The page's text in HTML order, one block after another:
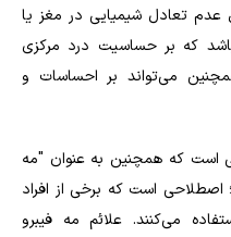
تعادل شیمیایی در مغز یا
که بر حساسیت درد مرکزی
همچنین می‌تواند بر احساسات و
است که همچنین به عنوان "مه
است که برخی از افراد
می‌کنند. علائم مه فیبرو